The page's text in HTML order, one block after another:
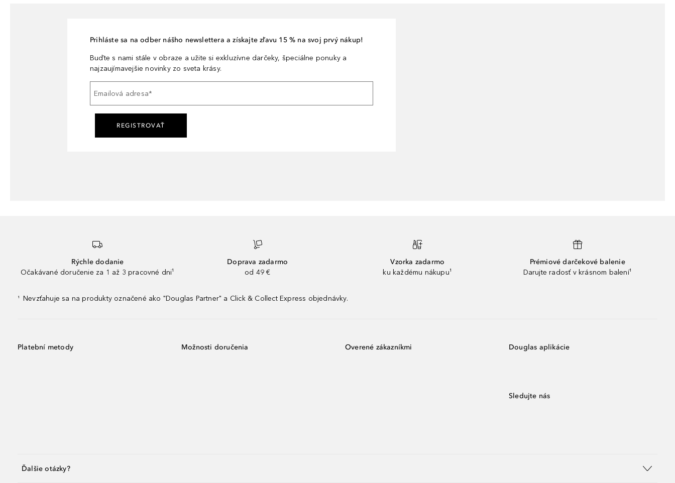
Prihláste sa na odber nášho newslettera a získajte zľavu 15 % na svoj prvý nákup!
Buďte s nami stále v obraze a užite si exkluzívne darčeky, špeciálne ponuky a
najzaujímavejšie novinky zo sveta krásy.
Emailová adresa*
REGISTROVAŤ
Rýchle dodanie
Očakávané doručenie za 1 až 3 pracovné dni¹
Doprava zadarmo
od 49 €
Vzorka zadarmo
ku každému nákupu¹
Prémiové darčekové balenie
Darujte radosť v krásnom balení¹
¹ Nevzťahuje sa na produkty označené ako "Douglas Partner" a Click & Collect Express objednávky.
Platební metody Možnosti doručenia Overené zákazníkmi Douglas aplikácie
Sledujte nás
Ďalšie otázky?